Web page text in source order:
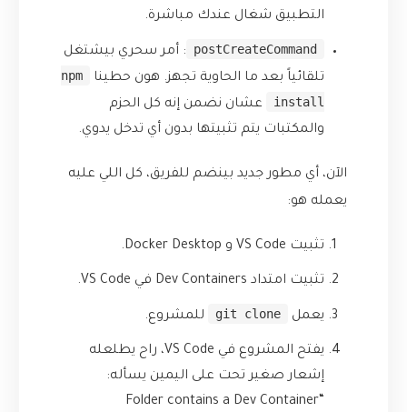
التطبيق شغال عندك مباشرة.
postCreateCommand
: أمر سحري بيشتغل
تلقائياً بعد ما الحاوية تجهز. هون حطينا
npm
install
عشان نضمن إنه كل الحزم
والمكتبات يتم تثبيتها بدون أي تدخل يدوي.
الآن، أي مطور جديد بينضم للفريق، كل اللي عليه
يعمله هو:
تثبيت VS Code و Docker Desktop
.
تثبيت امتداد Dev Containers في VS Code.
يعمل git clone للمشروع.
يفتح المشروع في VS Code، راح يطلعله
إشعار صغير تحت على اليمين يسأله:
“Folder contains a Dev Container